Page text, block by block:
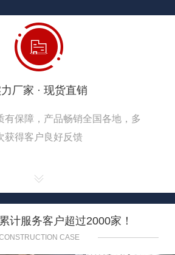
厂家 · 现货直销
有保障，产品畅销全国各地，多
获得客户良好反馈
计服务客户超过2000家！
CASE